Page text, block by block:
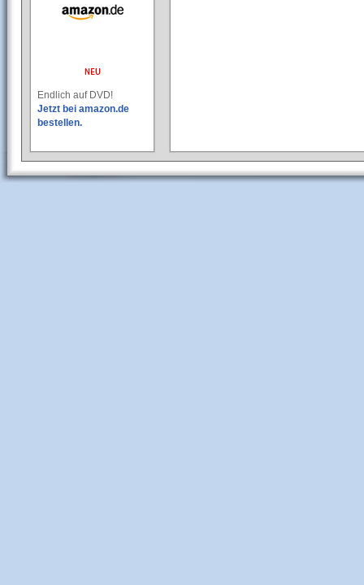
Endlich auf DVD!
Jetzt bei amazon.de
bestellen.